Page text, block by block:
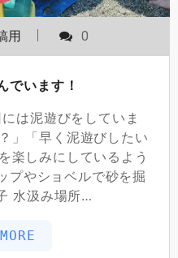
用 0
でいます！
は泥遊びをしていま
」「早く泥遊びしたい
楽しみにしているよう
やショベルで砂を掘
水汲み場所…